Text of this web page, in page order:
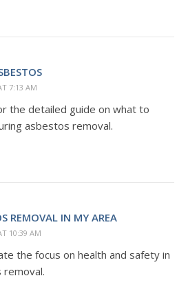
7:13 AM
the detailed guide on what to
asbestos removal.
REMOVAL IN MY AREA
10:39 AM
the focus on health and safety in